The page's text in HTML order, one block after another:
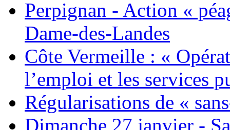
Perpignan - Action «
Dame-des-Landes
Côte Vermeille : «
l’emploi et les services
Régularisations de «
Dimanche 27 janvier -